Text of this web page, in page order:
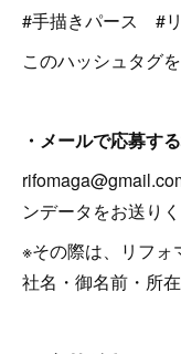
#手描きパース #
このハッシュタグ
・メールで応募す
ンデータをお送りく
※その際は、リフォ
社名・御名前・所